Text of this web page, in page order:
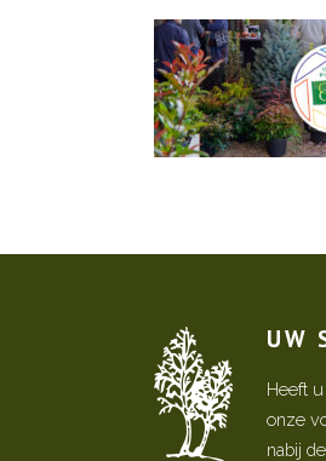
UW
Heeft
onze
nabij